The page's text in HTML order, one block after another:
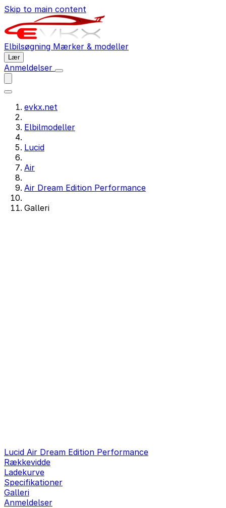
Skip to main content
Elbilsøgning Mærker & modeller
Lær
Anmeldelser
evkx.net
Elbilmodeller
Lucid
Air
Air Dream Edition Performance
Galleri
Lucid Air Dream Edition Performance
Rækkevidde
Ladekurve
Specifikationer
Galleri
Anmeldelser